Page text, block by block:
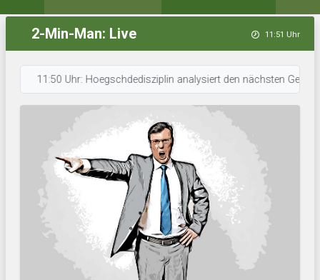
2-Min-Man: Live 11:51 Uhr
11:50 Uhr: Hoegschdedisziplin analysiert den nächsten Gegner.